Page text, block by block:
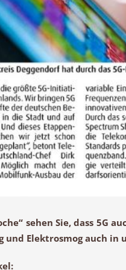
sehen Sie, dass 5G
Elektrosmog auch in